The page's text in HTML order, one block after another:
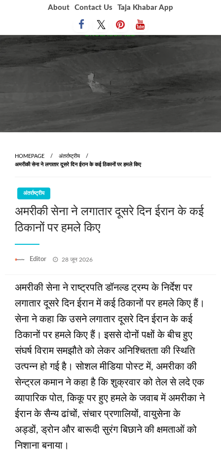
About Contact Us Taja Khabar App
HOMEPAGE
अंतर्राष्ट्रीय
अमरीकी सेना ने लगातार दूसरे दिन ईरान के कई ठिकानों पर हमले किए
अंतर्राष्ट्रीय
अमरीकी सेना ने लगातार दूसरे दिन ईरान के कई
ठिकानों पर हमले किए
Editor
Posted
28 जून 2026
अमरीकी सेना ने राष्ट्रपति डॉनल्ड ट्रम्प के निर्देश पर
लगातार दूसरे दिन ईरान में कई ठिकानों पर हमले किए हैं।
सेना ने कहा कि उसने लगातार दूसरे दिन ईरान के कई
ठिकानों पर हमले किए हैं। इससे दोनों पक्षों के बीच हुए
संघर्ष विराम समझौते को लेकर अनिश्चितता की स्थिति
उत्‍पन्‍न हो गई है। सोशल मीडिया पोस्ट में, अमरीका की
सेन्‍ट्रल कमान ने कहा है कि शुक्रवार को तेल से लदे एक
व्‍यापारिक पोत, किकू पर हुए हमले के जवाब में अमरीका ने
ईरान के सैन्य ढांचों, संचार प्रणालियों, वायुसेना के
अड्डों, ड्रोन और बारूदी सुरंग बिछाने की क्षमताओं को
निशाना बनाया।